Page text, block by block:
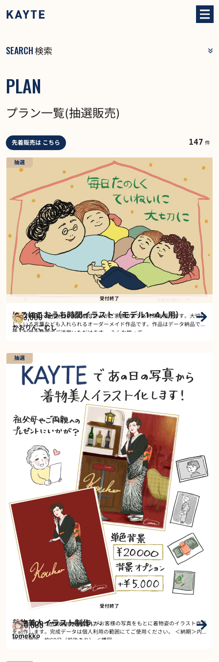
SEARCH検索
PLAN
プラン一覧(抽選販売)
先着販売は こちら 147 件
抽選
受付終了
にこにこおうち時間イラスト（モデル1~4人用）
かおりんごむし
イラストレーターかおりんごむしさんがご家族のおうち時間を描きます。大切に
している言葉なども入れられるオーダーメイド作品です。作品はデータ納品で、
個人利用の範囲でご活用いただけます。 みんな揃って…
モデル複数
￥13,000 受付2026/07/31～
抽選
受付終了
着物美人イラスト制作
tomekko
イラストレーターのtomekkoさんがお客様の写真をもとに着物姿のイラスト作品
を制作します。完成データは個人利用の範囲にてご使用ください。 ＜納期＞内
容の決定後、約60日（前後あり） ＜構図・…
￥20,000 受付2026/04/17～